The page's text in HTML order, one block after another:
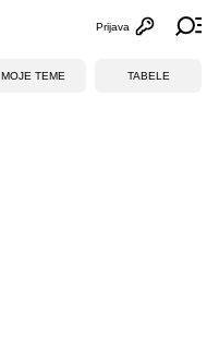
Otvori
Prijava
MOJE TEME TABELE